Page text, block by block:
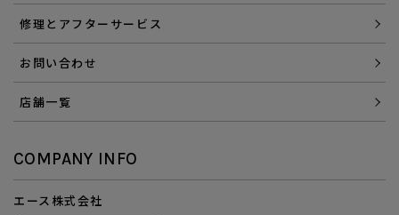
修理とアフターサービス
お問い合わせ
店舗一覧
COMPANY INFO
エース株式会社